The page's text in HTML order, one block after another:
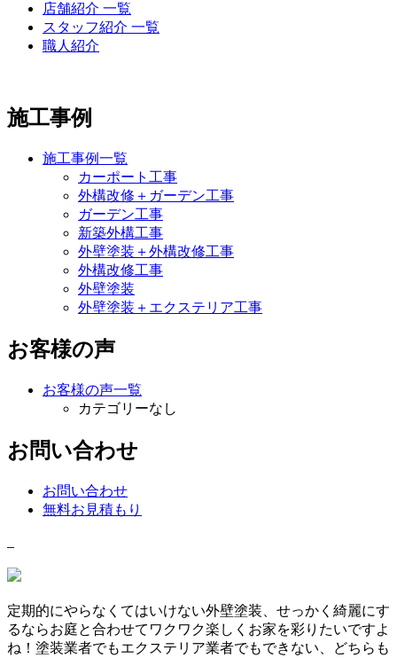
店舗紹介 一覧
スタッフ紹介 一覧
職人紹介
施工事例
施工事例一覧
カーポート工事
外構改修＋ガーデン工事
ガーデン工事
新築外構工事
外壁塗装＋外構改修工事
外構改修工事
外壁塗装
外壁塗装＋エクステリア工事
お客様の声
お客様の声一覧
カテゴリーなし
お問い合わせ
お問い合わせ
無料お見積もり
定期的にやらなくてはいけない外壁塗装、せっかく綺麗にす
るならお庭と合わせてワクワク楽しくお家を彩りたいですよ
ね！塗装業者でもエクステリア業者でもできない、どちらも